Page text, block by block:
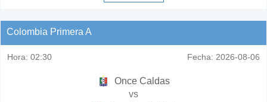
Colombia Primera A
Hora: 02:30 Fecha: 2026-08-06
Once Caldas
vs